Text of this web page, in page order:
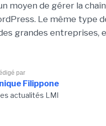
moyen de gérer la
Le même type
grandes entreprises,
par
Filippone
actualités LMI